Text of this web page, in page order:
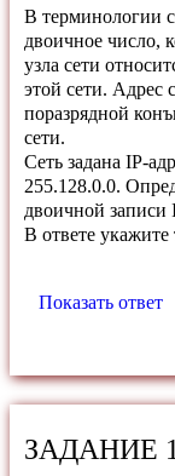
В терминологии
двоичное число,
узла сети
этой сети. Адрес
поразрядной
сети.
Сеть задана IP-
255.128.0.0.
двоичной записи
В ответе укажите
Показать ответ
ЗАДАНИЕ